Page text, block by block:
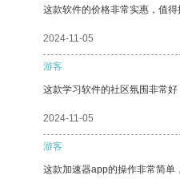
这款软件的价格非常实惠，值得
2024-11-05
游客
这款学习软件的社区氛围非常好
2024-11-05
游客
这款加速器app的操作非常简单